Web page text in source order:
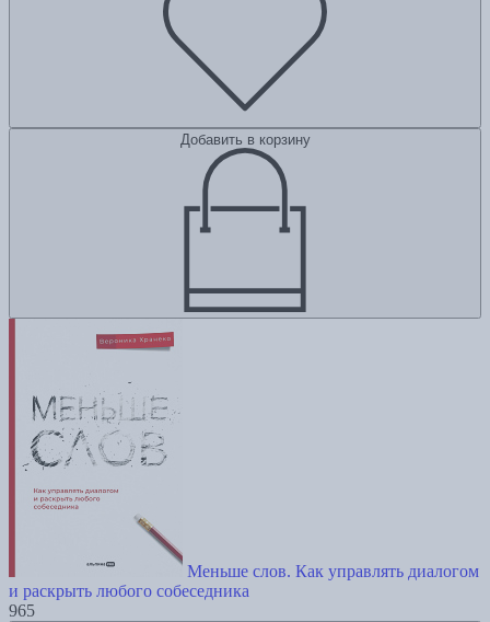
Добавить в корзину
Меньше слов. Как управлять диалогом
и раскрыть любого собеседника
965